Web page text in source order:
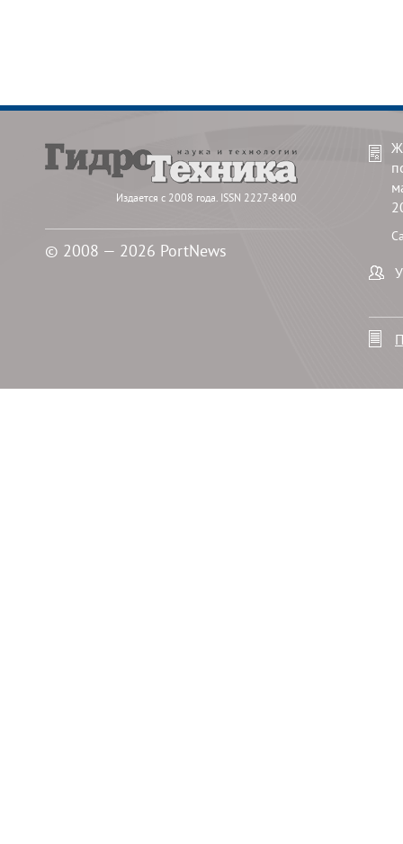
Издается с 2008 года. ISSN 2227-8400
© 2008 — 2026 PortNews